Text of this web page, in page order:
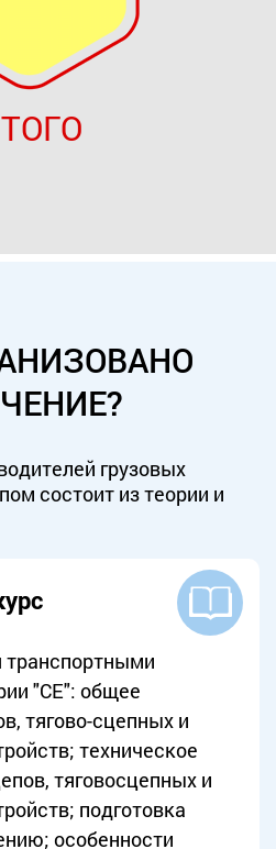
грузовых
состоит из теории и
транспортными
"CE": общее
тягово-сцепных и
техническое
тяговосцепных и
подготовка
особенности